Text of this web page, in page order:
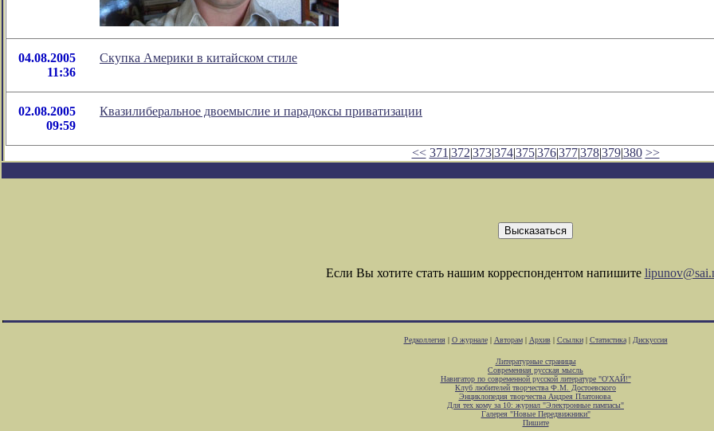
04.08.2005
11:36
Скупка Америки в китайском стиле
02.08.2005
09:59
Квазилиберальное двоемыслие и парадоксы приватизации
<< 371 |372|373|374|375|376|377|378|379|380 >>
Если Вы хотите стать нашим корреспондентом напишите
Редколлегия| О журнале| Авторам| Архив| Ссылки| Статистика| Дискуссия
Литературные страницы
Современная русская мысль
Навигатор по современной русской литературе "О'ХАЙ!"
Клуб любителей творчества Ф.М. Достоевского
Энциклопедия творчества Андрея Платонова
Для тех кому за 10: журнал "Электронные пампасы"
Галерея "Новые Передвижники"
Пишите